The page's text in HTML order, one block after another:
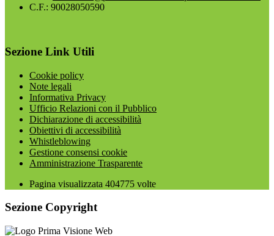
C.F.: 90028050590
Sezione Link Utili
Cookie policy
Note legali
Informativa Privacy
Ufficio Relazioni con il Pubblico
Dichiarazione di accessibilità
Obiettivi di accessibilità
Whistleblowing
Gestione consensi cookie
Amministrazione Trasparente
Pagina visualizzata 404775 volte
Sezione Copyright